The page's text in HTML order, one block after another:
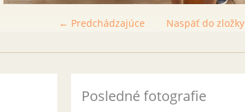
← Predchádzajúce Naspäť do zložky
Posledné fotografie